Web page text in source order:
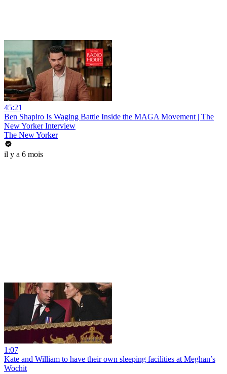
45:21
Ben Shapiro Is Waging Battle Inside the MAGA Movement | The
New Yorker Interview
The New Yorker
il y a 6 mois
1:07
Kate and William to have their own sleeping facilities at Meghan’s
Wochit